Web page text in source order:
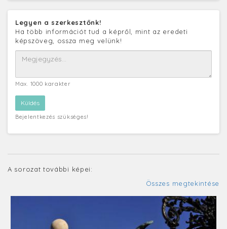
Legyen a szerkesztőnk!
Ha több információt tud a képről, mint az eredeti
képszöveg, ossza meg velünk!
Max. 1000 karakter
Bejelentkezés szükséges!
A sorozat további képei:
Összes megtekintése